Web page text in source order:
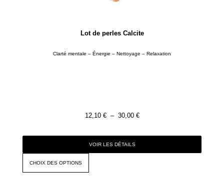
Lot de perles Calcite
Clarté mentale – Énergie – Nettoyage – Relaxation
12,10 € – 30,00 €
VOIR LES DÉTAILS
CHOIX DES OPTIONS